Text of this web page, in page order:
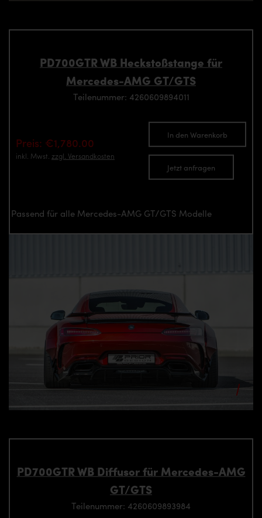
PD700GTR WB Heckstoßstange für
Mercedes-AMG GT/GTS
Teilenummer: 4260609894011
Preis: €1,780.00
inkl. Mwst. zzgl. Versandkosten
In den Warenkorb
Jetzt anfragen
Passend für alle Mercedes-AMG GT/GTS Modelle
PD700GTR WB Diffusor für Mercedes-AMG
GT/GTS
Teilenummer: 4260609893984